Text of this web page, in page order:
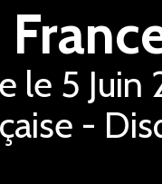
le 5
-